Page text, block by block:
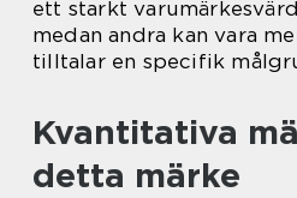
ett starkt
medan andra kan vara
tilltalar en specifik
Kvantitativa
detta märke